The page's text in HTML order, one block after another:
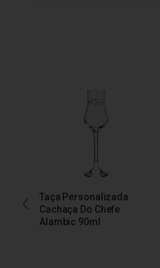
Taça Personalizada
Cachaça Do Chefe
Alambic 90ml